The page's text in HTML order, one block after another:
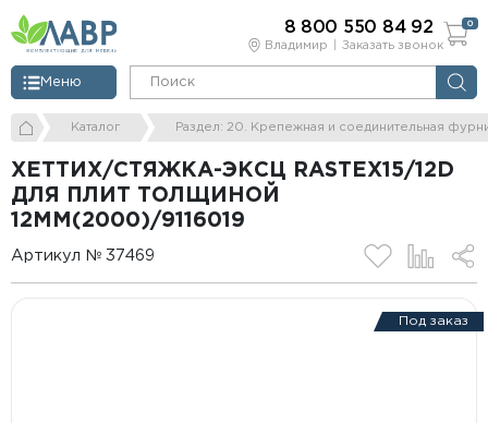
Владимир Заказать звонок
Меню
8 800 550 84 92 0
Каталог Раздел: 20. Крепежная и соединительная
ХЕТТИХ/СТЯЖКА-ЭКСЦ RASTEX15/12D
ДЛЯ ПЛИТ ТОЛЩИНОЙ
12ММ(2000)/9116019
Артикул № 37469
Под заказ